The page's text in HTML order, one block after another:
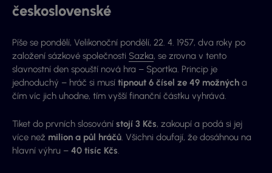
československé
Píše se pondělí, Velikonoční pondělí, 22. 4. 1957, dva roky po
založení sázkové společnosti Sazka, se zrovna v tento
slavnostní den spouští nová hra – Sportka. Princip je
jednoduchý – hráč si musí tipnout 6 čísel ze 49 možných a
čím víc jich uhodne, tím vyšší finanční částku vyhrává.
Tiket do prvních slosování stojí 3 Kčs, zakoupí a podá si jej
více než milion a půl hráčů. Všichni doufají, že dosáhnou na
hlavní výhru – 40 tisíc Kčs.